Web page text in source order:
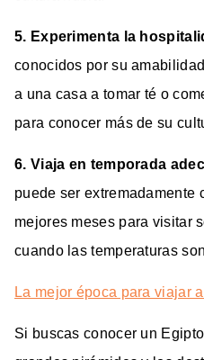
5. Experimenta la
conocidos por su
a una casa a tomar té o
para conocer más de su
6. Viaja en temporada
puede ser extremadamente
mejores meses para visitar
cuando las temperaturas
La mejor época para viajar
Si buscas conocer un